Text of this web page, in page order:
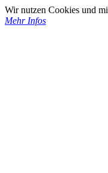
Wir nutzen Cookies und
Mehr Infos